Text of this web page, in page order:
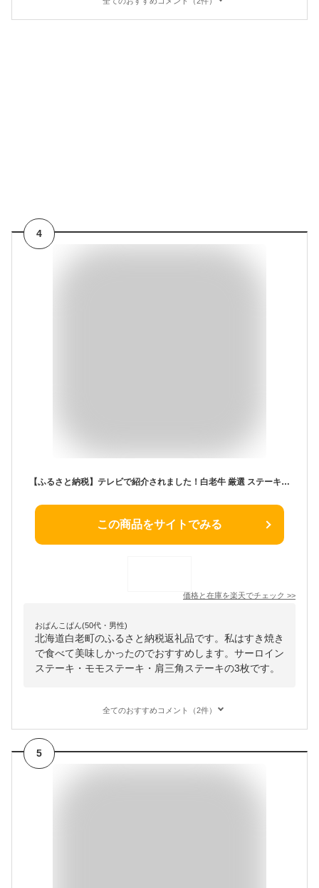
4
【ふるさと納税】テレビで紹介されました！白老牛 厳選 ステーキ 3種セット 合計600g（各200g） 特製ソース付き 和牛 ＜徳寿＞サーロインステーキ ステーキ 牛肉 肉料理 ソース ステーキ 白老牛 和牛 ふるさと納税 白老 キャンプ飯 キャンプご飯 白老町
この商品をサイトでみる
価格と在庫を楽天でチェック >>
おぱんこぱん(50代・男性)
北海道白老町のふるさと納税返礼品です。私はすき焼き
で食べて美味しかったのでおすすめします。サーロイン
ステーキ・モモステーキ・肩三角ステーキの3枚です。
全てのおすすめコメント（2件）
5